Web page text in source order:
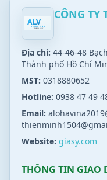
CÔNG TY
Địa chỉ: 44-46-48
Thành phố Hồ Chí
MST: 0318880652
Hotline: 0938 47 49
Email:
Website: giasy.com
THÔNG TIN GIAO